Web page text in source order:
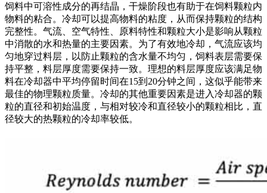
饲料中可溶性成分的再结晶，干燥阶段也有助于在饲料颗粒内
物料的粘合。冷却可以提高物料的粘度，从而保持颗粒的结构
完整性。气流、空气特性、原料特性和颗粒大小是影响从颗粒
中消散的水和热量的主要因素。为了有效地冷却，气流应该均
匀地穿过料层，以防止颗粒的含水量不均匀，饲料表层需要保
持平整，料层厚度需要保持一致。理想的料层厚度应该满足物
料在冷却器中平均停留时间在15到20分钟之间，这似乎能带来
最佳的物理颗粒质量。冷却的其他重要因素是进入冷却器的颗
粒的直径和初始温度，与相对较冷和直径较小的颗粒相比，直
径较大的热颗粒的冷却率较低。